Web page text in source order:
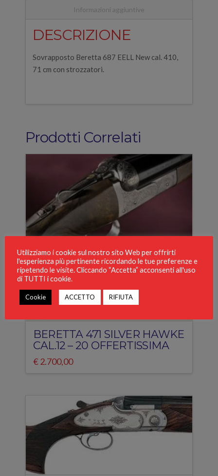
Informazioni aggiuntive
DESCRIZIONE
Sovrapposto Beretta 687 EELL New cal. 410,
71 cm con strozzatori.
Prodotti Correlati
BERETTA 471 SILVER HAWKE
CAL.12 – 20 OFFERTISSIMA
€2.700,00
Utilizziamo i cookie sul nostro sito Web per offrirti
l'esperienza più pertinente ricordando le tue preferenze e
ripetendo le visite. Cliccando “Accetta” acconsenti all'uso
di TUTTI i cookie.
Cookie ACCETTO RIFIUTA